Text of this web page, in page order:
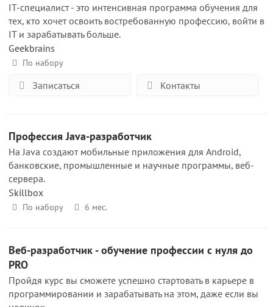
IT-специалист - это интенсивная программа обучения для
тех, кто хочет освоить востребованную профессию, войти в
IT и зарабатывать больше.
Geekbrains
По набору
Записаться Контакты
Профессия Java-разработчик
На Java создают мобильные приложения для Android,
банковские, промышленные и научные программы, веб-
сервера.
Skillbox
По набору 6 мес.
Веб-разработчик - обучение профессии с нуля до
PRO
Пройдя курс вы сможете успешно стартовать в карьере в
программировании и зарабатывать на этом, даже если вы